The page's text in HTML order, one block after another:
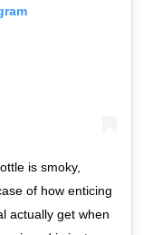
is smoky,
of how enticing
actually get when